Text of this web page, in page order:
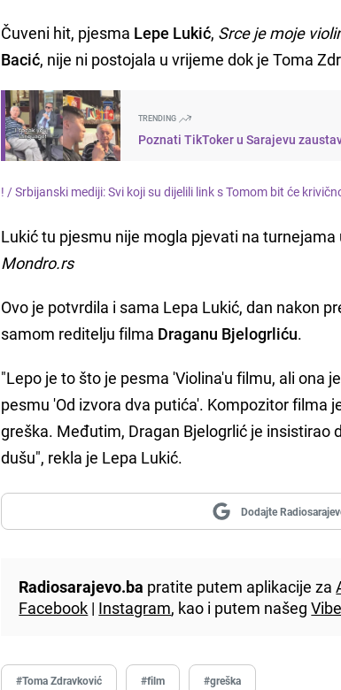
Čuveni hit, pjesma Lepe Lukić, Srce je moje
Bacić, nije ni postojala u vrijeme dok je Toma
TRENDING
Poznati TikToker u Sarajevu
! /Srbijanski mediji: Svi koji su dijelili link s Tomom bit će
Lukić tu pjesmu nije mogla pjevati na
Mondro.rs
Ovo je potvrdila i sama Lepa Lukić, dan nakon
samom reditelju filma Draganu Bjelogrliću.
"Lepo je to što je pesma 'Violina'u filmu, ali ona
pesmu 'Od izvora dva putića'. Kompozitor filma
greška. Međutim, Dragan Bjelogrlić je insistirao
dušu", rekla je Lepa Lukić.
Dodajte
Radiosarajevo.ba pratite putem aplikacije za
Facebook | Instagram, kao i putem našeg
#Toma Zdravković #film #greška